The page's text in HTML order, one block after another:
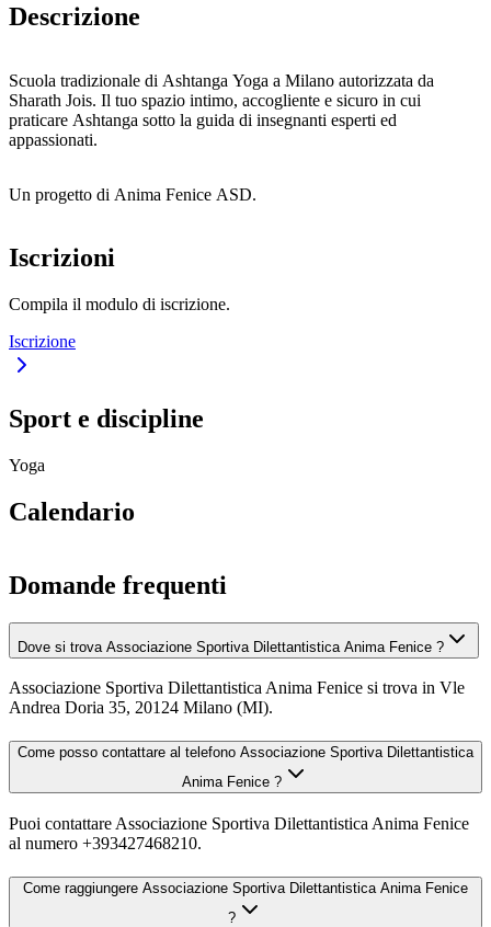
Descrizione
Scuola tradizionale di Ashtanga Yoga a Milano autorizzata da
Sharath Jois. Il tuo spazio intimo, accogliente e sicuro in cui
praticare Ashtanga sotto la guida di insegnanti esperti ed
appassionati.
Un progetto di Anima Fenice ASD.
Iscrizioni
Compila il modulo di iscrizione.
Iscrizione
Sport e discipline
Yoga
Calendario
Domande frequenti
Dove si trova Associazione Sportiva Dilettantistica Anima Fenice ?
Associazione Sportiva Dilettantistica Anima Fenice si trova in Vle
Andrea Doria 35, 20124 Milano (MI).
Come posso contattare al telefono Associazione Sportiva Dilettantistica
Anima Fenice ?
Puoi contattare Associazione Sportiva Dilettantistica Anima Fenice
al numero +393427468210.
Come raggiungere Associazione Sportiva Dilettantistica Anima Fenice
?